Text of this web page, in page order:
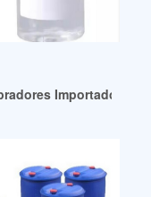
Importadores